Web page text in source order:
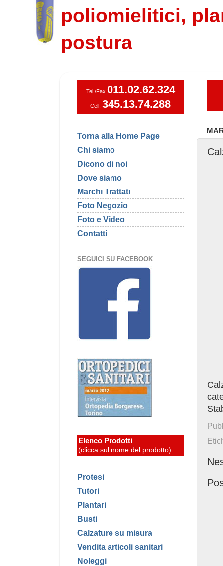
poliomielitici,
postura
Tel./Fax 011.02.62.324
Cell.345.13.74.288
Torna alla Home Page
Chi siamo
Dicono di noi
Dove siamo
Marchi Trattati
Foto Negozio
Foto e Video
Contatti
SEGUICI SU FACEBOOK
Elenco Prodotti
(clicca sul nome del prodotto)
Protesi
Tutori
Plantari
Busti
Calzature su misura
Vendita articoli sanitari
Noleggi